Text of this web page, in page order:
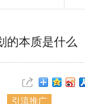
的本质是什么
引流推广